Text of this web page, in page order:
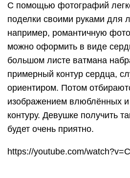
С помощью фотографий
поделки своими руками для
например, романтичную
можно оформить в виде
большом листе ватмана
примерный контур сердца,
ориентиром. Потом
изображением влюблённых
контуру. Девушке получить
будет очень приятно.
https://youtube.com/